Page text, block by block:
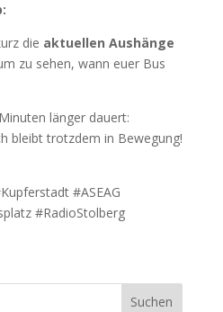
die aktuellen Aushänge
zu sehen, wann euer Bus
länger dauert:
bleibt trotzdem in Bewegung!
#ASEAG
#RadioStolberg